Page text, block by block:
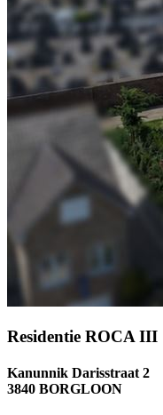
Residentie ROCA III
Kanunnik Darisstraat 2
3840 BORGLOON